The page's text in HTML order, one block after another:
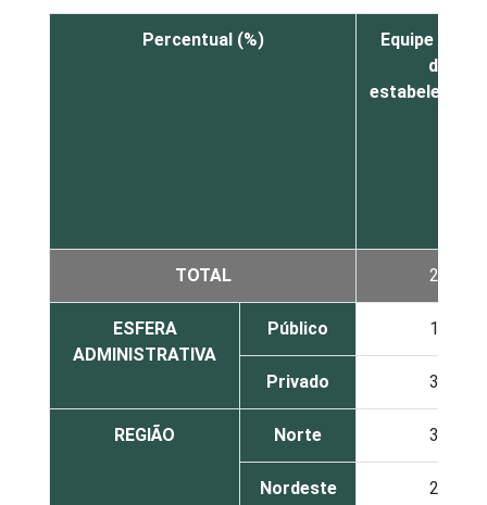
Percentual (%)
Equipe
do
TOTAL 25
ESFERA
ADMINISTRATIVA
Público 19
Privado 31
REGIÃO Norte 30
Nordeste 22